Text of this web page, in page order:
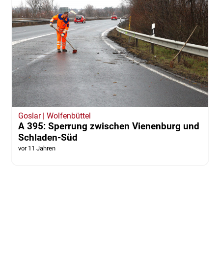
Goslar | Wolfenbüttel
A 395: Sperrung zwischen Vienenburg und
Schladen-Süd
vor 11 Jahren